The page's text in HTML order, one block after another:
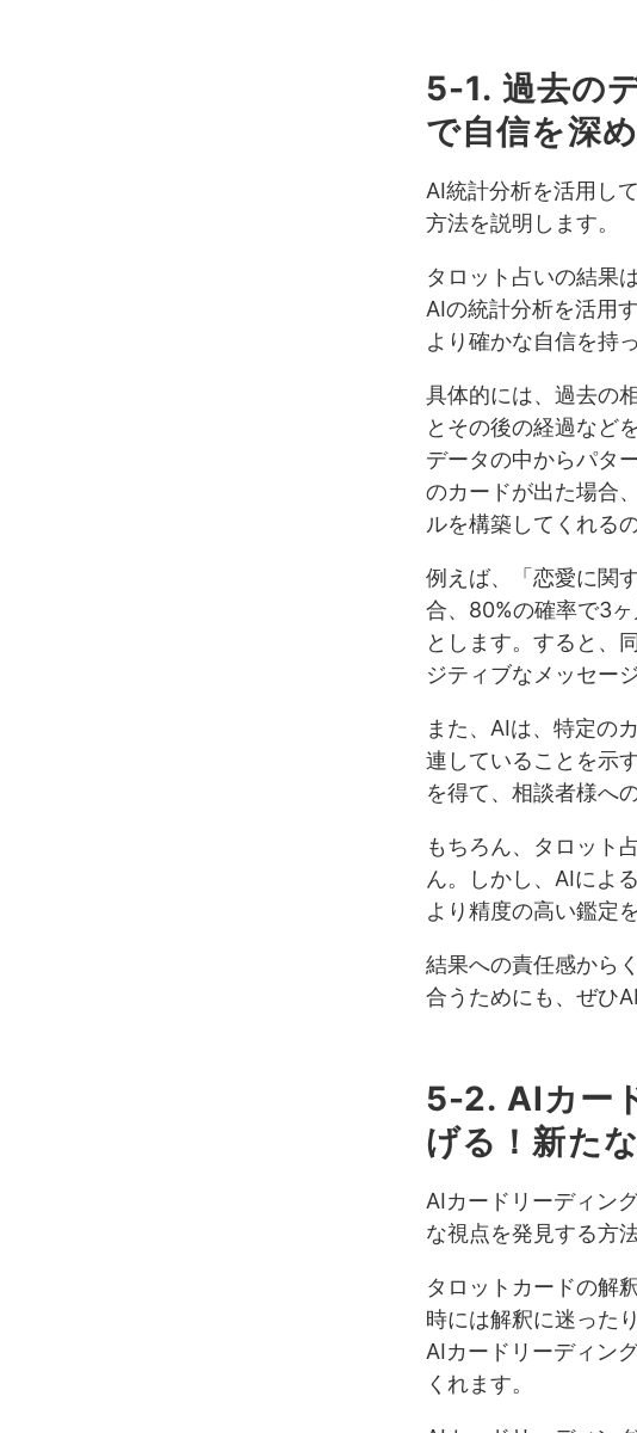
5-1. 過去の
で自信を深
AI統計分析を活用し
方法を説明します。
タロット占いの結果
AIの統計分析を活用
より確かな自信を持
具体的には、過去の
とその後の経過など
データの中からパタ
のカードが出た場合
ルを構築してくれるの
例えば、「恋愛に関
合、80%の確率で3
とします。すると、
ジティブなメッセー
また、AIは、特定の
連していることを示
を得て、相談者様へ
もちろん、タロット
ん。しかし、AIによ
より精度の高い鑑定
結果への責任感から
合うためにも、ぜひ
5-2. AIカー
げる！新た
AIカードリーディン
な視点を発見する方
タロットカードの解
時には解釈に迷った
AIカードリーディン
くれます。